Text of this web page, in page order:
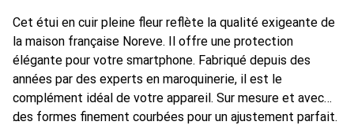
Cet étui en cuir pleine fleur reflète la qualité exigeante de
la maison française Noreve. Il offre une protection
élégante pour votre smartphone. Fabriqué depuis des
années par des experts en maroquinerie, il est le
complément idéal de votre appareil. Sur mesure et avec
des formes finement courbées pour un ajustement parfait.